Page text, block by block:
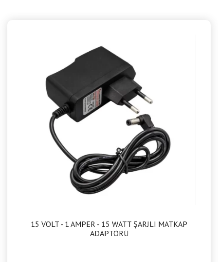
15 VOLT - 1 AMPER - 15 WATT ŞARJLI MATKAP
ADAPTÖRÜ